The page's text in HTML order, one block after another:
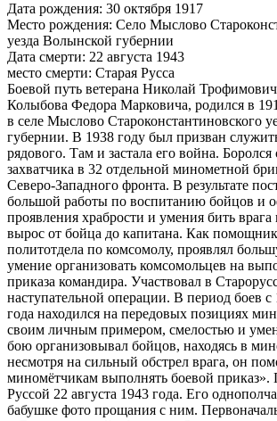
Дата рождения: 30 октября 1917
Место рождения: Село Мыслово
уезда Волынской губернии
Дата смерти: 22 августа 1943
место смерти: Старая Русса
Боевой путь ветерана Николай
Колыбова Федора Марковича, родился в
в селе Мыслово Староконстантиновского
губернии. В 1938 году был призван
рядового. Там и застала его война.
захватчика в 32 отдельной минометной
Северо-Западного фронта. В результате
большой работы по воспитанию бойцов и
проявления храбрости и умения бить
вырос от бойца до капитана. Как
политотдела по комсомолу, проявлял
умение организовать комсомольцев на
приказа командира. Участвовал в
наступательной операции. В период боев с
года находился на передовых позициях
своим личным примером, смелостью и
бою организовывал бойцов, находясь в
несмотря на сильный обстрел врага, он
миномётчикам выполнять боевой приказ».
Руссой 22 августа 1943 года. Его
бабушке фото прощания с ним.